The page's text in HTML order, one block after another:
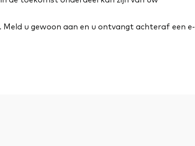
Meld u gewoon aan en u ontvangt achteraf een e-